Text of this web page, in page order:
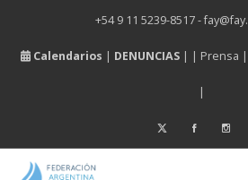
+54 9 11 5239-8517 - fay@fay.
Calendarios | DENUNCIAS | | Prensa |
|